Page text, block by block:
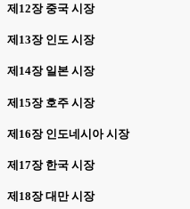
제12장 중국 시장
제13장 인도 시장
제14장 일본 시장
제15장 호주 시장
제16장 인도네시아 시장
제17장 한국 시장
제18장 대만 시장